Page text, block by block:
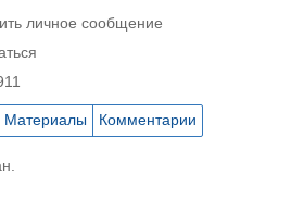
личное сообщение
Материалы Комментарии